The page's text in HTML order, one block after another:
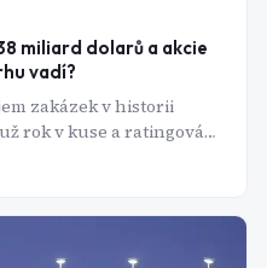
miliard dolarů a akcie
vadí?
zakázek v historii
rok v kuse a ratingová
Ten rozpor má
s tím, jestli je